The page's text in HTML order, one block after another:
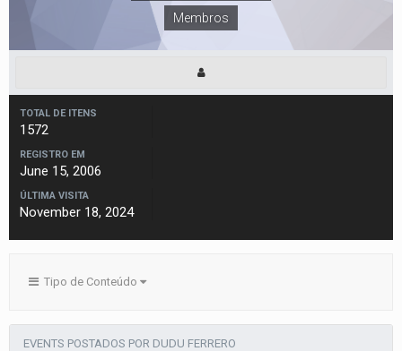
Membros
TOTAL DE ITENS
1572
REGISTRO EM
June 15, 2006
ÚLTIMA VISITA
November 18, 2024
Tipo de Conteúdo
EVENTS POSTADOS POR DUDU FERRERO